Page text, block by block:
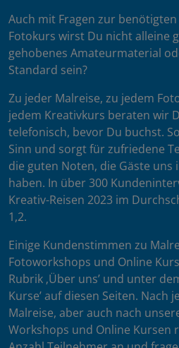
Auch mit Fragen zur
Fotokurs wirst Du nicht alleine
gehobenes Amateurmaterial
Standard sein?
Zu jeder Malreise, zu jedem
jedem Kreativkurs beraten wir
telefonisch, bevor Du buchst.
Sinn und sorgt für zufriedene
die guten Noten, die Gäste uns
haben. In über 300
Kreativ-Reisen 2023 im
1,2.
Einige Kundenstimmen zu
Fotoworkshops und Online
Rubrik ‚Über uns’ und unter
Kurse’ auf diesen Seiten. Nach
Malreise, aber auch nach
Workshops und Online Kursen